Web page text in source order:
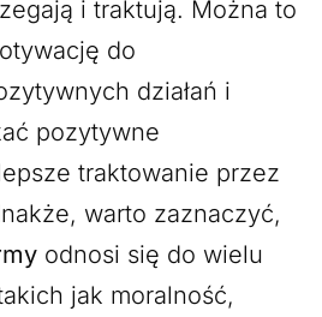
i traktują. Można to
do
działań i
pozytywne
traktowanie przez
warto zaznaczyć,
odnosi się do wielu
jak moralność,